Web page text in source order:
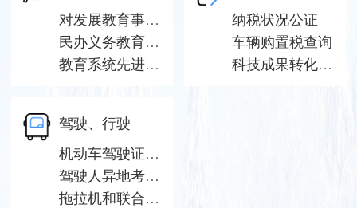
对发展教育事业做出突出贡献的奖励
民办义务教育阶段学校、幼儿园、文化教育培训学校名称、类别、层次变更审批
教育系统先进集体、模范教师、先进工作者
纳税状况公证
车辆购置税查询
科技成果转化暂不征收个人所得税备案
驾驶、行驶
机动车驾驶证公证
驾驶人异地考试预约计划公布
拖拉机和联合收割机驾驶证核发